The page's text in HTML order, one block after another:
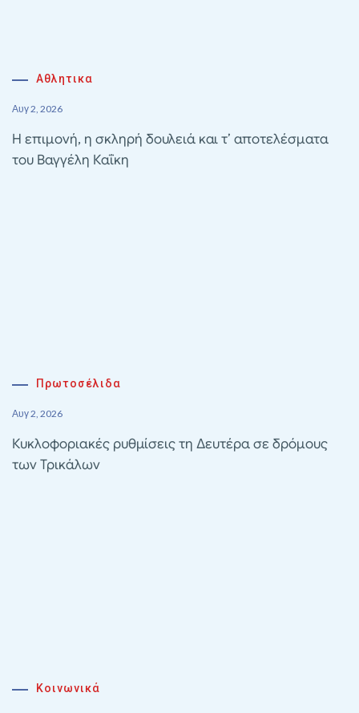
Αθλητικα
Αυγ 2, 2026
Η επιμονή, η σκληρή δουλειά και τ’ αποτελέσματα
του Βαγγέλη Καΐκη
Πρωτοσέλιδα
Αυγ 2, 2026
Κυκλοφοριακές ρυθμίσεις τη Δευτέρα σε δρόμους
των Τρικάλων
Κοινωνικά